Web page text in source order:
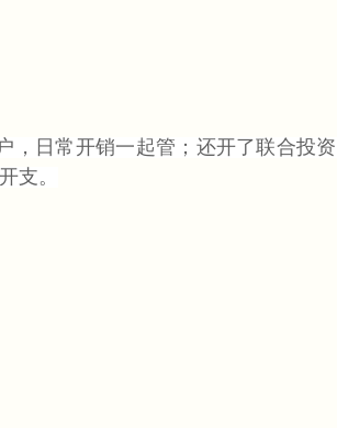
，日常开销一起管；还开了联合投
支。